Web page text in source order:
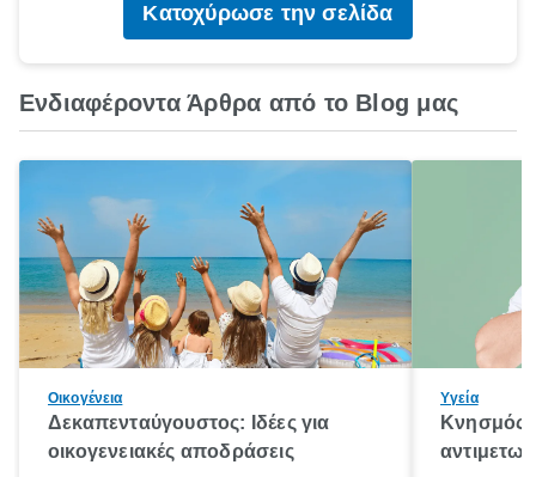
Κατοχύρωσε την σελίδα
Ενδιαφέροντα Άρθρα από το Blog μας
Οικογένεια
Δεκαπενταύγουστος: Ιδέες για
οικογενειακές αποδράσεις
Υγεία
Κνησμός: